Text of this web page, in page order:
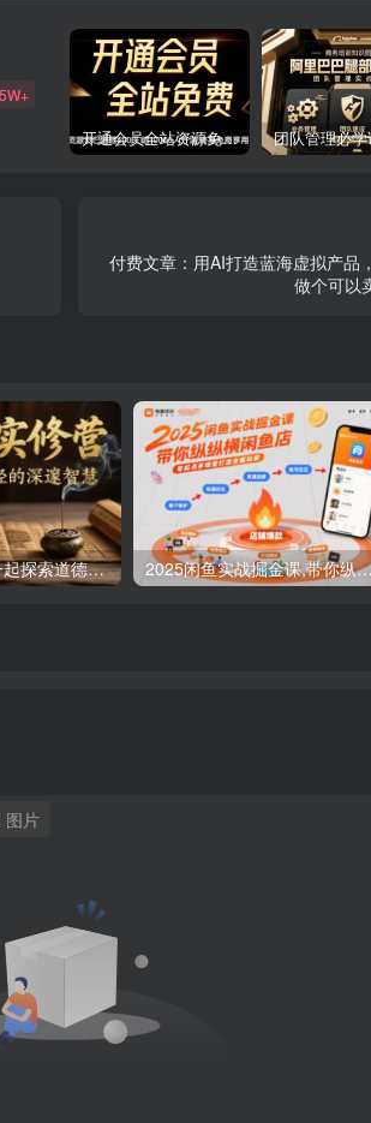
开通会员全站资源免费下载 开通VIP会员 HY资源库
付费文章：用AI打造蓝海虚拟产品
做个可以
道德经实修营，一起探索道德经的深邃智慧 2025闲鱼实战掘金课,带你纵横闲鱼店,零
图片